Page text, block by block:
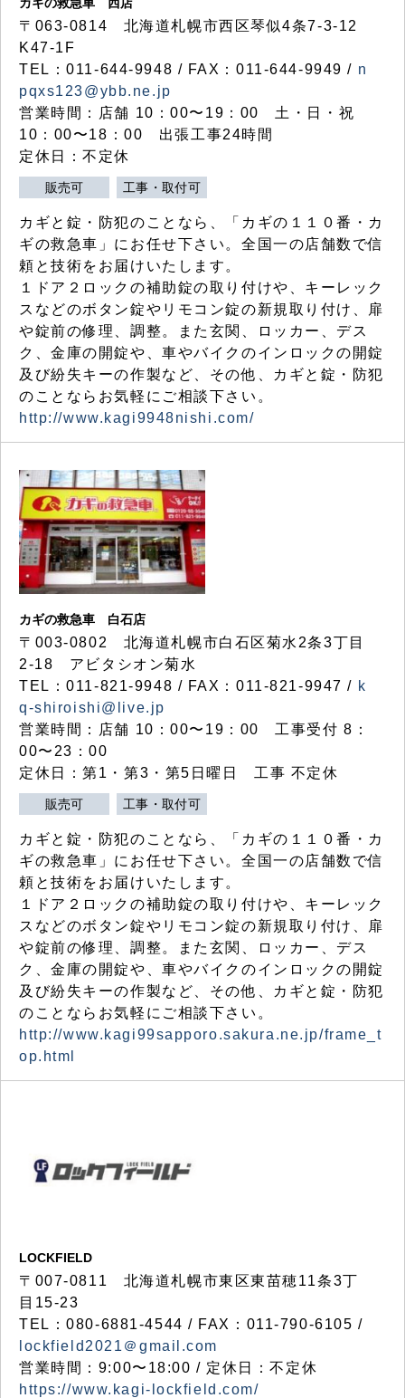
〒063-0814 北海道札幌市西区琴似4条7-3-12
K47-1F
TEL：011-644-9948 / FAX：011-644-9949 / n
pqxs123@ybb.ne.jp
営業時間：店舗 10：00〜19：00 土・日・祝
10：00〜18：00 出張工事24時間
定休日：不定休
販売可 工事・取付可
カギと錠・防犯のことなら、「カギの１１０番・カ
ギの救急車」にお任せ下さい。全国一の店舗数で信
頼と技術をお届けいたします。
１ドア２ロックの補助錠の取り付けや、キーレック
スなどのボタン錠やリモコン錠の新規取り付け、扉
や錠前の修理、調整。また玄関、ロッカー、デス
ク、金庫の開錠や、車やバイクのインロックの開錠
及び紛失キーの作製など、その他、カギと錠・防犯
のことならお気軽にご相談下さい。
http://www.kagi9948nishi.com/
カギの救急車 白石店
〒003-0802 北海道札幌市白石区菊水2条3丁目
2-18 アビタシオン菊水
TEL：011-821-9948 / FAX：011-821-9947 / k
q-shiroishi@live.jp
営業時間：店舗 10：00〜19：00 工事受付 8：
00〜23：00
定休日：第1・第3・第5日曜日 工事 不定休
販売可 工事・取付可
カギと錠・防犯のことなら、「カギの１１０番・カ
ギの救急車」にお任せ下さい。全国一の店舗数で信
頼と技術をお届けいたします。
１ドア２ロックの補助錠の取り付けや、キーレック
スなどのボタン錠やリモコン錠の新規取り付け、扉
や錠前の修理、調整。また玄関、ロッカー、デス
ク、金庫の開錠や、車やバイクのインロックの開錠
及び紛失キーの作製など、その他、カギと錠・防犯
のことならお気軽にご相談下さい。
http://www.kagi99sapporo.sakura.ne.jp/frame_t
op.html
LOCKFIELD
〒007-0811 北海道札幌市東区東苗穂11条3丁
目15-23
TEL：080-6881-4544 / FAX：011-790-6105 /
lockfield2021＠gmail.com
営業時間：9:00〜18:00 / 定休日：不定休
https://www.kagi-lockfield.com/